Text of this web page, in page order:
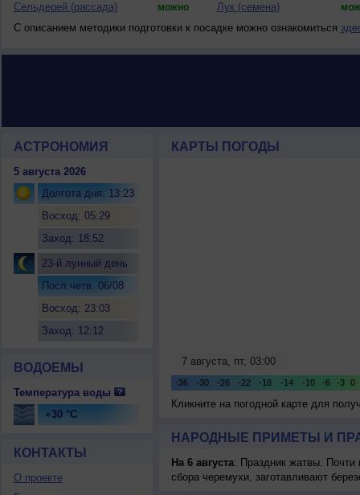
Сельдерей (рассада) можно Лук (семена)
С описанием методики подготовки к посадке можно ознакомиться
АСТРОНОМИЯ
5 августа 2026
Долгота дня: 13:23
Восход: 05:29
Заход: 18:52
23-й лунный день
Посл.четв. 06/08
Восход: 23:03
Заход: 12:12
ВОДОЕМЫ
Температура воды
+30 °C
КОНТАКТЫ
О проекте
КАРТЫ ПОГОДЫ
Кликните на погодной карте для
НАРОДНЫЕ ПРИМЕТЫ И
На 6 августа: Праздник жатвы. Почти
сбора черемухи, заготавливают